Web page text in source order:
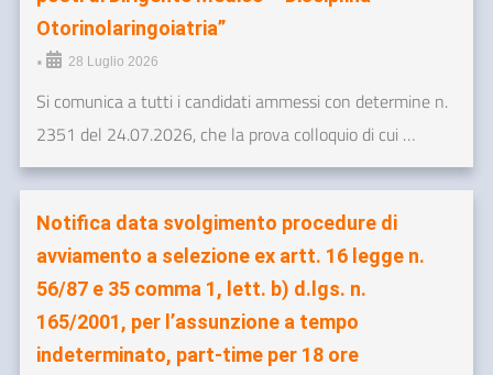
Otorinolaringoiatria”
• 28 Luglio 2026
Si comunica a tutti i candidati ammessi con determine n.
2351 del 24.07.2026, che la prova colloquio di cui …
Notifica data svolgimento procedure di
avviamento a selezione ex artt. 16 legge n.
56/87 e 35 comma 1, lett. b) d.lgs. n.
165/2001, per l’assunzione a tempo
indeterminato, part-time per 18 ore